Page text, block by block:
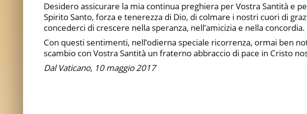
Desidero assicurare la mia continua preghiera per Vostra Santità e
Spirito Santo, forza e tenerezza di Dio, di colmare i nostri cuori di
concederci di crescere nella speranza, nell’amicizia e nella concordia.
Con questi sentimenti, nell’odierna speciale ricorrenza, ormai ben
scambio con Vostra Santità un fraterno abbraccio di pace in Cristo
Dal Vaticano, 10 maggio 2017